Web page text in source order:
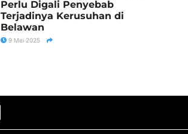
Perlu Digali Penyebab
Terjadinya Kerusuhan di
Belawan
9 Mei 2025